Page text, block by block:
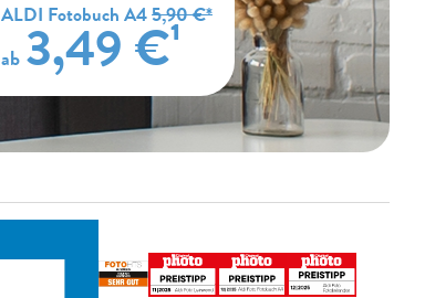
ALDI Fotobuch A45,90 €*
ab 3,49 €¹